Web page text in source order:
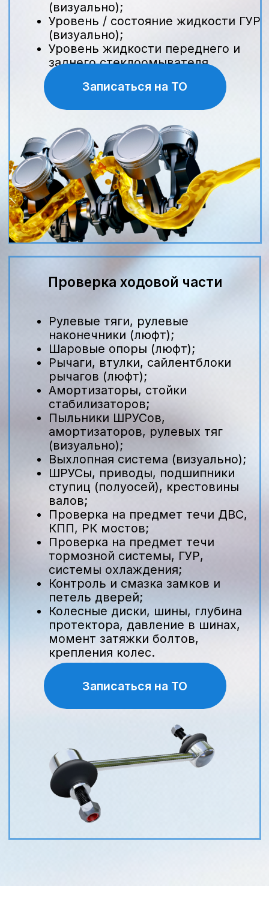
Цены на замену в
официальном
сервисе Nissan
эффективность фильтрации. Для
восстановления пропускной
способности и защиты двигателя
рекомендуется только полная
замена картриджа на новый
оригинальный элемент.
Оригинал или аналог:
что выбрать?
Оригинальный воздушный фильтр
Nissan гарантирует точное
соответствие размерам и
характеристикам, одобренным
заводом. Аналоги от проверенных
производителей могут стоить на 20–
30% дешевле, но важно выбирать
изделия с сертификатом API или ISO
5011. В официальном сервисе Nissan
во Воронеже используются только
оригиналы и признанные аналоги,
чтобы сохранить мощность мотора
и срок службы впускной системы.
Влияет ли новый фильтр
Свежий воздушный фильтр
обеспечивает максимальный поток
воздуха в камеру сгорания, что
позволяет двигателю быстрее
реагировать на нажатие педали
газа. После замены автомобиль
чувствуется «живее»: сокращается
задержка отклика, улучшается
ускорение с низких оборотов и
повышается общая эластичность
Гарантия на работы и запчасти
Гарантия 6 месяцев на выполненные
работы и 12 месяцев на
оригинальные фильтры Nissan
обеспечивает защиту от заводских
дефектов и ошибок установки.
правильную диагностику и замену
Стоимость оригинального
воздушного фильтра и работ
оригинальный картридж
Nissan: от 1 200 ₽;
работы по замене: от 480 ₽;
общая цена услуги: от 2 000 до
2 500 ₽ в зависимости от
модели.
Сравнение с неоригинальными
аналогами
Неоригинальные фильтры могут
стоить от 400 ₽, но их ресурс часто
на 20–30% ниже. Экономия 400–500
₽ компенсируется более частой
заменой и риском снижения